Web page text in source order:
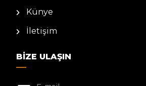
Künye
İletişim
BIZE ULAŞIN